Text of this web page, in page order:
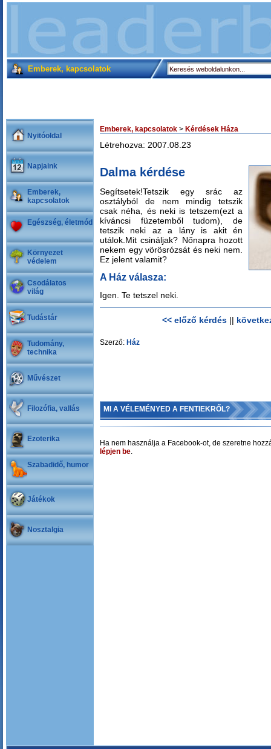
Emberek, kapcsolatok
Nyitóoldal
Napjaink
Emberek,
kapcsolatok
Egészség, életmód
Környezet
védelem
Csodálatos
világ
Tudástár
Tudomány,
technika
Művészet
Filozófia, vallás
Ezoterika
Szabadidő, humor
Játékok
Nosztalgia
Emberek, kapcsolatok > Kérdések Háza
Létrehozva: 2007.08.23
Dalma kérdése
Segítsetek!Tetszik egy srác az
osztályból de nem mindig tetszik
csak néha, és neki is tetszem(ezt a
kíváncsi füzetemből tudom), de
tetszik neki az a lány is akit én
utálok.Mit csináljak? Nőnapra hozott
nekem egy vörösrózsát és neki nem.
Ez jelent valamit?
A Ház válasza:
Igen. Te tetszel neki.
<< előző kérdés||
Szerző: Ház
MI A VÉLEMÉNYED A FENTIEKRŐL?
Ha nem használja a Facebook-ot, de szeretne
lépjen be.